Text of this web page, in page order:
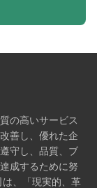
の高いサービス
善し、優れた企
守し、品質、ブ
成するために努
、「現実的、革